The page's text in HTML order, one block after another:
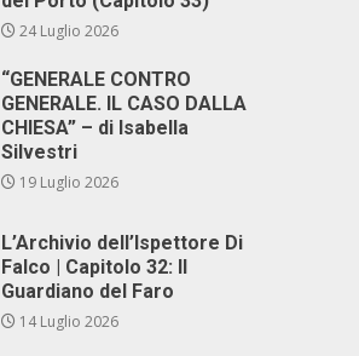
24 Luglio 2026
“GENERALE CONTRO
GENERALE. IL CASO DALLA
CHIESA” – di Isabella
Silvestri
19 Luglio 2026
L’Archivio dell’Ispettore Di
Falco | Capitolo 32: Il
Guardiano del Faro
14 Luglio 2026